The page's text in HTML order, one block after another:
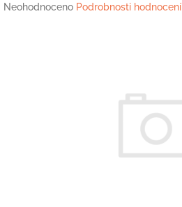
Průměrné
Neohodnoceno Podrobnosti hodnocení